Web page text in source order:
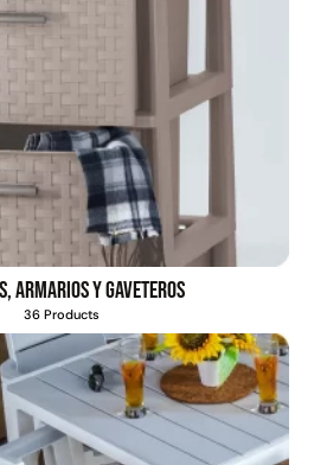
armarios y gaveteros
36 Products